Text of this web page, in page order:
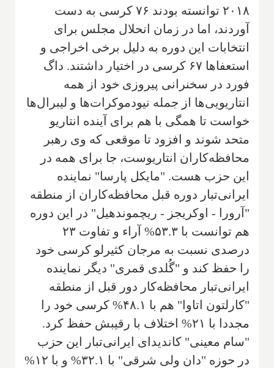
۲۰۱۸ توانسته بودند ۷۶ کرسی به دست
آوردند، اما در زمان انحلال مجلس برای
انتخابات این دوره به دلیل برخی اخراجی و
استعفاها ۶۷ کرسی در اختیار داشتند. داگ
فورد در سخنرانی پیروزی خود از همه
انتاریویی‌ها از جمله نیودموکرات‌ها و لیبرال‌ها
خواست تا همگی با هم برای آینده انتاریو
متحد شوند و افزود تا موقعی که وی رهبر
محافظه‌کاران انتاریوست، جا برای همه در
این حزب هست. "مایکل پارسا" نماینده
ایرانی‌تبار دوره قبل محافظه‌کاران از منطقه
"آرورا - اوکریجز - ریچموندهیل" در این دوره
هم توانست با ۵۳.۳% آراء و تفاوت ۲۳
درصدی نسبت به مرجان کثیرلو کرسی خود
را حفظ کند و "گُلدی قمری" دیگر نماینده
ایرانی‌تبار محافظه‌کار دور قبل از منطقه
"کارلتون اتاوا" هم با ۴۸.۱% کرسی خود را
مجددا با ۲۱% اختلاف با رقیبش حفظ کرد.
"سام معینی" کاندیدای ایرانی‌تبار این حزب
در حوزه "دان ولی شرقی" با ۳۲.۱% و با ۱۲%